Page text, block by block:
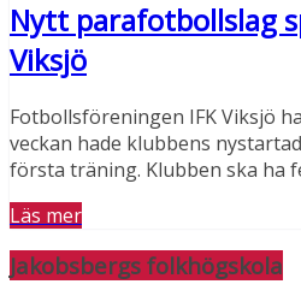
Nytt parafotbollslag
Viksjö
Fotbollsföreningen IFK Viksjö
veckan hade klubbens
första träning. Klubben ska ha
Läs mer
Jakobsbergs folkhögskola